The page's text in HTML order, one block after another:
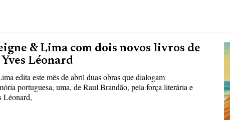
& Lima com dois novos livros de
Léonard
edita este mês de abril duas obras que dialogam
portuguesa, uma, de Raul Brandão, pela força literária e
Léonard,